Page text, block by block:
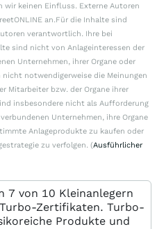
wir keinen Einfluss. Externe Autoren
an.Für die Inhalte sind
verantwortlich. Ihre bei
sind nicht von Anlageinteressen der
Unternehmen, ihrer Organe oder
notwendigerweise die Meinungen
Mitarbeiter bzw. der Organe ihrer
insbesondere nicht als Aufforderung
Unternehmen, ihre Organe
Anlageprodukte zu kaufen oder
zu verfolgen. (Ausführlicher
7 von 10 Kleinanlegern
Zertifikaten. Turbo-
Produkte und